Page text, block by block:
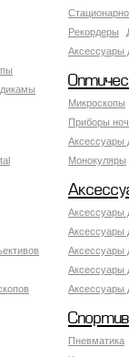
Рекордеры
Аксессуары
Микроскопы
Приборы
Аксессуары
Монокуляры
Аксессуары
Аксессуары
Аксессуары
Аксессуары
Аксессуары
Пневматика